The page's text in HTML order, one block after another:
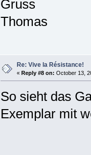
Gruss
Thomas
Re: Vive la Résistance!
« Reply #8 on: October 13,
So sieht das
Exemplar mit